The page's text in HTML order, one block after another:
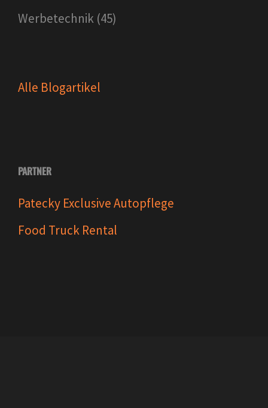
Werbetechnik (45)
Alle Blogartikel
PARTNER
Patecky Exclusive Autopflege
Food Truck Rental